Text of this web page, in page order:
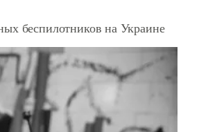
беспилотников на Украине